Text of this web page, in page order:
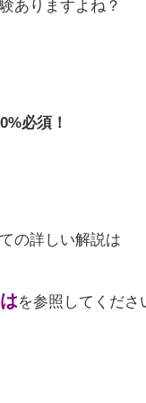
ありますよね？
必須！
の詳しい解説は
を参照してくださ